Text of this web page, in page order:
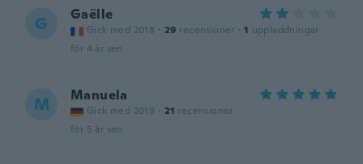
G Gaëlle
Gick med 2018 · 29 recensioner · 1 uppladdningar
för 4 år sen
M Manuela
Gick med 2019 · 21 recensioner
för 5 år sen